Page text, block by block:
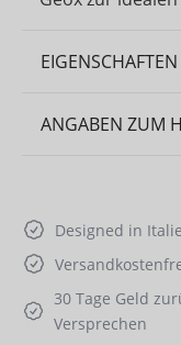
EIGENSCHAFTEN
ANGABEN ZUM
Designed in
30 Tage Geld
Versprechen